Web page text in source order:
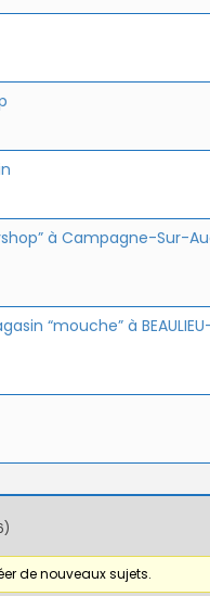
à Campagne-Sur-
“mouche” à
de nouveaux sujets.